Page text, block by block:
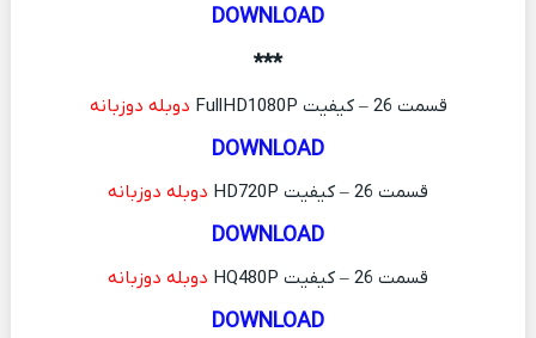
DOWNLOAD
***
قسمت 26 – کیفیت FullHD1080P دوبله دوزبانه
DOWNLOAD
قسمت 26 – کیفیت HD720P دوبله دوزبانه
DOWNLOAD
قسمت 26 – کیفیت HQ480P دوبله دوزبانه
DOWNLOAD